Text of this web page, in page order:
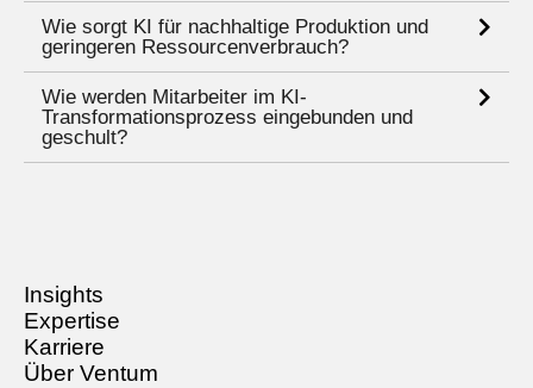
Wie sorgt KI für nachhaltige Produktion und
geringeren Ressourcenverbrauch?
Wie werden Mitarbeiter im KI-
Transformationsprozess eingebunden und
geschult?
Insights
Expertise
Karriere
Über Ventum